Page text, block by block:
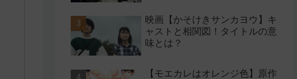
映画【かそけきサンカヨウ】キ
ャストと相関図！タイトルの意
味とは？
【モエカレはオレンジ色】原作